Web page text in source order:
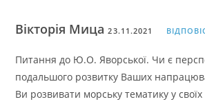
Вікторія Мица23.11.2021
Питання до Ю.О. Яворської. Чи є
подальшого розвитку Ваших
Ви розвивати морську тематику у своїх